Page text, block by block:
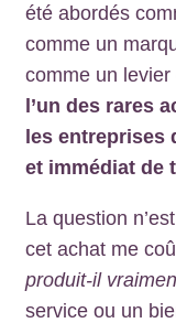
été abordés
comme un
comme un levier
l’un des rares
les entreprises
et immédiat de
La question
cet achat me
produit-il
service ou un